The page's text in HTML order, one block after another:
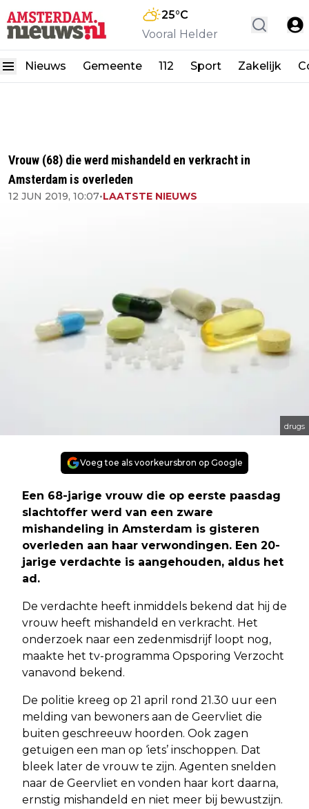
25°C
Vooral Helder
Nieuws Gemeente 112 Sport Zakelijk
Vrouw (68) die werd mishandeld en verkracht in
Amsterdam is overleden
12 JUN 2019, 10:07•LAATSTE NIEUWS
drugs
Voeg toe als voorkeursbron op Google
Een 68-jarige vrouw die op eerste paasdag
slachtoffer werd van een zware
mishandeling in Amsterdam is gisteren
overleden aan haar verwondingen. Een 20-
jarige verdachte is aangehouden, aldus het
ad.
De verdachte heeft inmiddels bekend dat hij de
vrouw heeft mishandeld en verkracht. Het
onderzoek naar een zedenmisdrijf loopt nog,
maakte het tv-programma Opsporing Verzocht
vanavond bekend.
De politie kreeg op 21 april rond 21.30 uur een
melding van bewoners aan de Geervliet die
buiten geschreeuw hoorden. Ook zagen
getuigen een man op ‘iets’ inschoppen. Dat
bleek later de vrouw te zijn. Agenten snelden
naar de Geervliet en vonden haar kort daarna,
ernstig mishandeld en niet meer bij bewustzijn.